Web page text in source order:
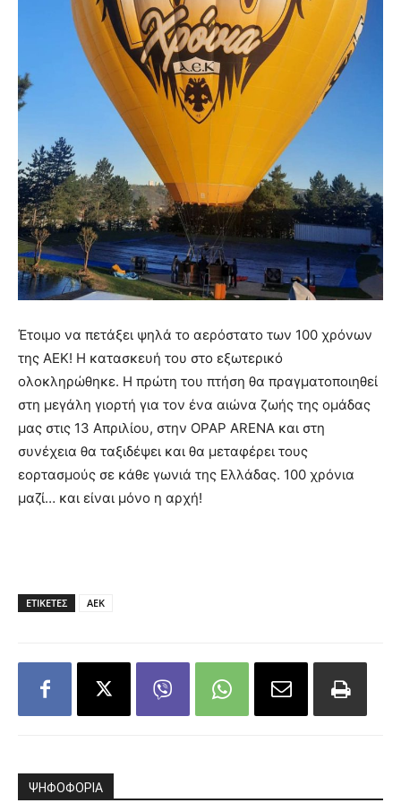
Έτοιμο να πετάξει ψηλά το αερόστατο των 100 χρόνων
της ΑΕΚ! Η κατασκευή του στο εξωτερικό
ολοκληρώθηκε. Η πρώτη του πτήση θα πραγματοποιηθεί
στη μεγάλη γιορτή για τον ένα αιώνα ζωής της ομάδας
μας στις 13 Απριλίου, στην OPAP ARENA και στη
συνέχεια θα ταξιδέψει και θα μεταφέρει τους
εορτασμούς σε κάθε γωνιά της Ελλάδας. 100 χρόνια
μαζί… και είναι μόνο η αρχή!
ΕΤΙΚΕΤΕΣ ΑΕΚ
ΨΗΦΟΦΟΡΙΑ